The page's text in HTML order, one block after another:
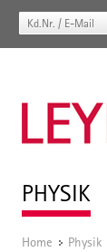
PHYSIK
Home / Physik